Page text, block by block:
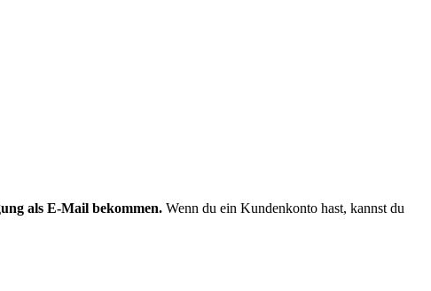
als E-Mail bekommen. Wenn du ein Kundenkonto hast, kannst du